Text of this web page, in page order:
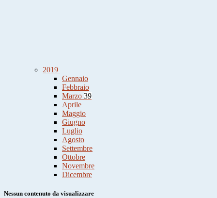
2019
Gennaio
Febbraio
Marzo 39
Aprile
Maggio
Giugno
Luglio
Agosto
Settembre
Ottobre
Novembre
Dicembre
Nessun contenuto da visualizzare